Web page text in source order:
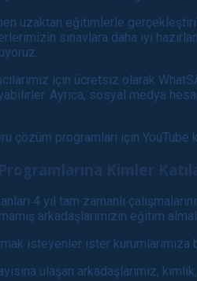
uzaktan eğitimlerle
sınavlara daha iyi
için ücretsiz olarak
Ayrıca, sosyal medya
çözüm programları için YouTube
Programlarına Kimler
4 yıl tam zamanlı
arkadaşlarımızın eğitim
isteyenler ister
ulaşan arkadaşlarımız,